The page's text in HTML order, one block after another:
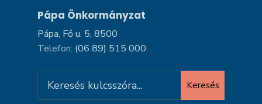
Pápa Önkormányzat
Pápa, Fő u. 5, 8500
Telefon: (06 89) 515 000
for:
Keresés